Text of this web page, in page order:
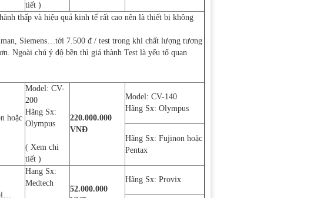
tiết )
thấp và hiệu quả kinh tế rất cao nên là thiết bị không
Siemens…tới 7.500 đ / test trong khi chất lượng tương
Ngoài chú ý độ bền thì giá thành Test là yếu tố quan
hoặc
Model: CV-
200
Hãng Sx:
Olympus
( Xem chi
tiết )
220.000.000
VNĐ
Model: CV-140
Hãng Sx: Olympus
Hãng Sx: Fujinon hoặc
Pentax
Hang Sx:
Medtech
52.000.000
Hãng Sx: Provix